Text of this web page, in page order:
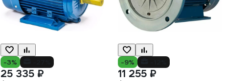
-3%
25 335 ₽
-9%
11 255 ₽